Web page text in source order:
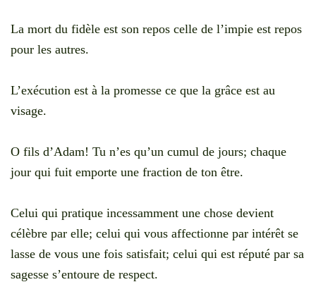
La mort du fidèle est son repos celle de l’impie est repos
pour les autres.
L’exécution est à la promesse ce que la grâce est au
visage.
O fils d’Adam! Tu n’es qu’un cumul de jours; chaque
jour qui fuit emporte une fraction de ton être.
Celui qui pratique incessamment une chose devient
célèbre par elle; celui qui vous affectionne par intérêt se
lasse de vous une fois satisfait; celui qui est réputé par sa
sagesse s’entoure de respect.